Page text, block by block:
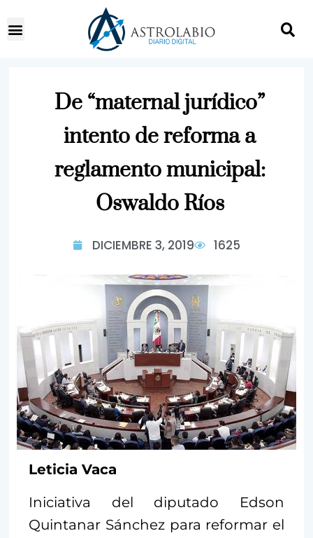
De “maternal jurídico”
intento de reforma a
reglamento municipal:
Oswaldo Ríos
DICIEMBRE 3, 2019 1625
Leticia Vaca
Iniciativa del diputado Edson
Quintanar Sánchez para reformar el